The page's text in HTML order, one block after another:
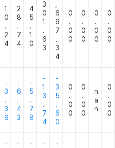
1
0
.
2
4
2
8
.
7
4
4
5
.
1
0
3
0
1
.
6
3
6
9
7
.
3
4
0
.
0
0
0
.
0
0
0
.
0
0
0
.
0
0
-
3
.
3
6
-
6
.
4
3
-
5
.
7
8
-
1
3
.
7
4
-
3
5
.
6
0
0
.
0
0
0
.
0
0
n
a
n
0
.
0
0
-
-
-
-
-